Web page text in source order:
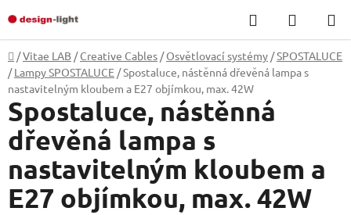
na
obsah
Hledat
KOŠÍK
Domů
/Vitae LAB / Creative Cables / Osvětlovací systémy /SPOSTALUCE
/ Lampy SPOSTALUCE /Spostaluce, nástěnná dřevěná lampa s
nastavitelným kloubem a E27 objímkou, max. 42W
Spostaluce, nástěnná
dřevěná lampa s
nastavitelným kloubem a
E27 objímkou, max. 42W